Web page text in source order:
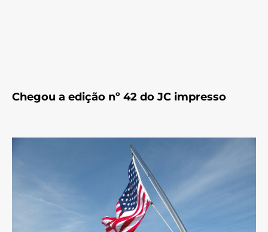
Chegou a edição nº 42 do JC impresso